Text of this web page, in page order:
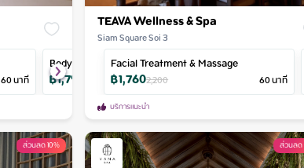
60นาที
Body Scrub & Aroma Massage
฿1,790
Neck &
Syndrome
750937
TEAVA Wellness & Spa
Siam Square Soi 3
Facial Treatment & Massage
฿1,7602,200 60นาที
บริการแนะนำ
ส่วนลด 10% ส่วนลด